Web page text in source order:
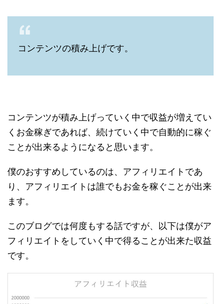
コンテンツの積み上げです。
コンテンツが積み上げっていく中で収益が増えてい
くお金稼ぎであれば、続けていく中で自動的に稼ぐ
ことが出来るようになると思います。
僕のおすすめしているのは、アフィリエイトであ
り、アフィリエイトは誰でもお金を稼ぐことが出来
ます。
このブログでは何度もする話ですが、以下は僕がア
フィリエイトをしていく中で得ることが出来た収益
です。